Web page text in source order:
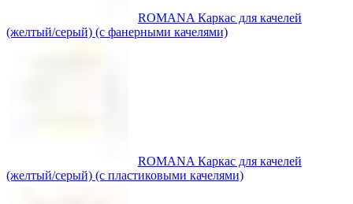
ROMANA Каркас для качелей
(желтый/серый) (с фанерными качелями)
ROMANA Каркас для качелей
(желтый/серый) (с пластиковыми качелями)